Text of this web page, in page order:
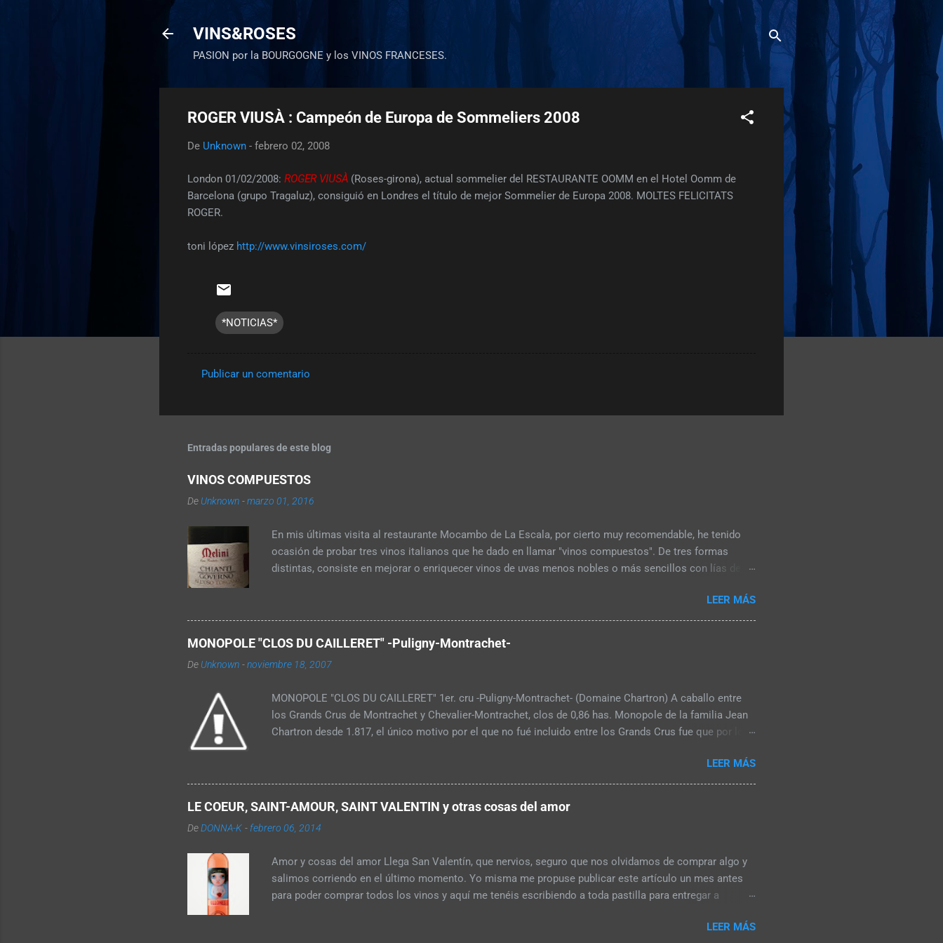
VINS&ROSES
PASION por la BOURGOGNE y los VINOS FRANCESES.
ROGER VIUSÀ : Campeón de Europa de Sommeliers 2008
De Unknown - febrero 02, 2008
London 01/02/2008: ROGER VIUSÀ (Roses-girona), actual sommelier del RESTAURANTE OOMM en el Hotel Oomm de
Barcelona (grupo Tragaluz), consiguió en Londres el título de mejor Sommelier de Europa 2008. MOLTES FELICITATS
ROGER.
toni lópez http://www.vinsiroses.com/
*NOTICIAS*
e
t
a
r
i
o
s
Publicar un comentario
Entradas populares de este blog
VINOS COMPUESTOS
De Unknown -marzo 01, 2016
En mis últimas visita al restaurante Mocambo de La Escala, por cierto muy recomendable, he tenido
ocasión de probar tres vinos italianos que he dado en llamar "vinos compuestos". De tres formas
distintas, consiste en mejorar o enriquecer vinos de uvas menos nobles o más sencillos con lías de
Valpolicella elaborado con las uvas Corvina Rondinella y Molinara se macera en las lías fermentadas
de las uvas secas que se usan para el famosísimo Amarone. El segundo ejemplo es el "governo" al
uso toscano. Elaborado con la uva Sangiovese, este sistema consistía en añadir uvas pasas al final de
la fermentación del Chianti. Olvidado en el tiempo, Melini es uno de los primeros elaboradores que lo
recuperó. Y por último con la uva Barbera se elabora otro vino compuesto donde el Barbera d'Alba se
LEER MÁS
MONOPOLE "CLOS DU CAILLERET" -Puligny-Montrachet-
De Unknown -noviembre 18, 2007
MONOPOLE "CLOS DU CAILLERET" 1er. cru -Puligny-Montrachet- (Domaine Chartron) A caballo entre
los Grands Crus de Montrachet y Chevalier-Montrachet, clos de 0,86 has. Monopole de la familia Jean
Chartron desde 1.817, el único motivo por el que no fué incluido entre los Grands Crus fue que por lo
Noir. Cuesta unos 46,00 €. Cuenta además la familia Chartron con dos Monopoles más, uno el Grand
Cru CHEVALIER-MONTRACHET -Clos des Chevaliers- el otro el 1er. Cru "Clos de la Pucelle" -Puligny-
Montrachet-
LEER MÁS
LE COEUR, SAINT-AMOUR, SAINT VALENTIN y otras cosas del amor
DeDONNA-K - febrero 06, 2014
Amor y cosas del amor Llega San Valentín, que nervios, seguro que nos olvidamos de comprar algo y
salimos corriendo en el último momento. Yo misma me propuse publicar este artículo un mes antes
para poder comprar todos los vinos y aquí me tenéis escribiendo a toda pastilla para entregar a
lugar sagrado del amor (El pueblo de Saint Amour en el Beaujolais). Para desayunar sin diamantes, la
LEER MÁS